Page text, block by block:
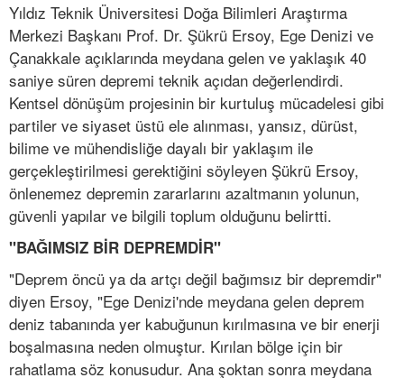
Yıldız Teknik Üniversitesi Doğa Bilimleri Araştırma
Merkezi Başkanı Prof. Dr. Şükrü Ersoy, Ege Denizi ve
Çanakkale açıklarında meydana gelen ve yaklaşık 40
saniye süren depremi teknik açıdan değerlendirdi.
Kentsel dönüşüm projesinin bir kurtuluş mücadelesi gibi
partiler ve siyaset üstü ele alınması, yansız, dürüst,
bilime ve mühendisliğe dayalı bir yaklaşım ile
gerçekleştirilmesi gerektiğini söyleyen Şükrü Ersoy,
önlenemez depremin zararlarını azaltmanın yolunun,
güvenli yapılar ve bilgili toplum olduğunu belirtti.
"BAĞIMSIZ BİR DEPREMDİR"
"Deprem öncü ya da artçı değil bağımsız bir depremdir"
diyen Ersoy, "Ege Denizi'nde meydana gelen deprem
deniz tabanında yer kabuğunun kırılmasına ve bir enerji
boşalmasına neden olmuştur. Kırılan bölge için bir
rahatlama söz konusudur. Ana şoktan sonra meydana